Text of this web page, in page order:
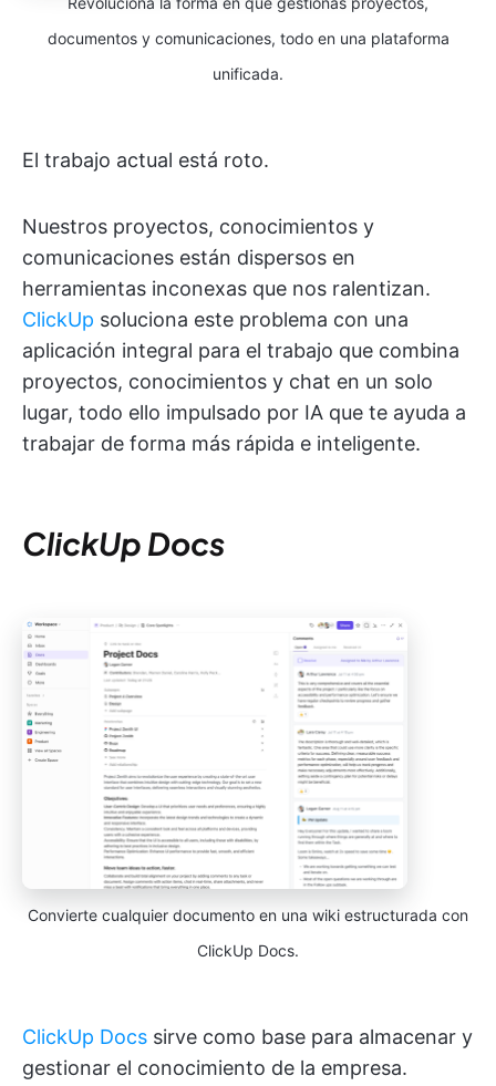
documentos y comunicaciones, todo en una plataforma
unificada.
El trabajo actual está roto.
Nuestros proyectos, conocimientos y
comunicaciones están dispersos en
herramientas inconexas que nos ralentizan.
ClickUp soluciona este problema con una
aplicación integral para el trabajo que combina
proyectos, conocimientos y chat en un solo
lugar, todo ello impulsado por IA que te ayuda a
trabajar de forma más rápida e inteligente.
ClickUp Docs
Convierte cualquier documento en una wiki estructurada con
ClickUp Docs.
ClickUp Docs sirve como base para almacenar y
gestionar el conocimiento de la empresa.